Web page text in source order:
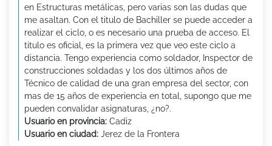
en Estructuras metálicas, pero varias son las dudas que
me asaltan. Con el titulo de Bachiller se puede acceder a
realizar el ciclo, o es necesario una prueba de acceso. El
titulo es oficial, es la primera vez que veo este ciclo a
distancia. Tengo experiencia como soldador, Inspector de
construcciones soldadas y los dos últimos años de
Técnico de calidad de una gran empresa del sector, con
mas de 15 años de experiencia en total, supongo que me
pueden convalidar asignaturas, ¿no?.
Usuario en provincia: Cadiz
Usuario en ciudad: Jerez de la Frontera